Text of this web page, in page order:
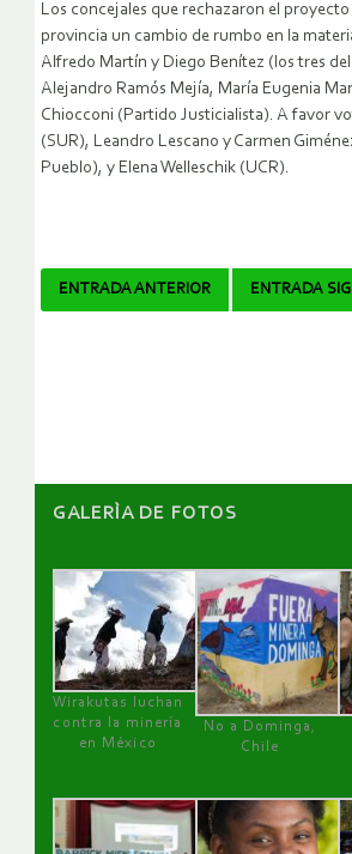
Los concejales que rechazaron el
provincia un cambio de rumbo en la
Alfredo Martín y Diego Benítez (los tres
Alejandro Ramós Mejía, María Eugenia
Chiocconi (Partido Justicialista). A favor
(SUR), Leandro Lescano y Carmen
Pueblo), y Elena Welleschik (UCR).
Navegador
ENTRADA ANTERIOR ENTRADA
GALERÌA DE FOTOS
Wirakutas luchan
contra la minería
en México
No a Dominga,
Chile